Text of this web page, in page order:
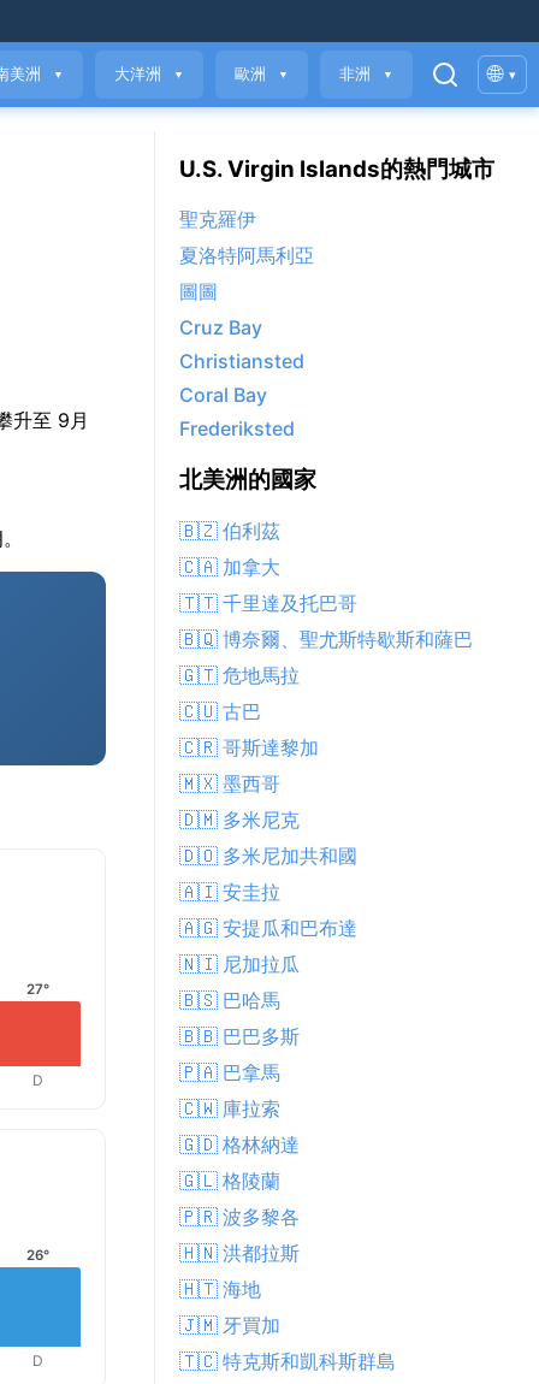
美洲 ▼ 大洋洲 ▼ 歐洲 ▼ 非洲 ▼ 🌐 ▾
升至 9月
27°
D
26°
D
U.S. Virgin Islands的熱門城市
聖克羅伊
夏洛特阿馬利亞
圖圖
Cruz Bay
Christiansted
Coral Bay
Frederiksted
北美洲的國家
🇧🇿 伯利茲
🇨🇦 加拿大
🇹🇹 千里達及托巴哥
🇧🇶 博奈爾、聖尤斯特歇斯和薩巴
🇬🇹 危地馬拉
🇨🇺 古巴
🇨🇷 哥斯達黎加
🇲🇽 墨西哥
🇩🇲 多米尼克
🇩🇴 多米尼加共和國
🇦🇮 安圭拉
🇦🇬 安提瓜和巴布達
🇳🇮 尼加拉瓜
🇧🇸 巴哈馬
🇧🇧 巴巴多斯
🇵🇦 巴拿馬
🇨🇼 庫拉索
🇬🇩 格林納達
🇬🇱 格陵蘭
🇵🇷 波多黎各
🇭🇳 洪都拉斯
🇭🇹 海地
🇯🇲 牙買加
🇹🇨 特克斯和凱科斯群島